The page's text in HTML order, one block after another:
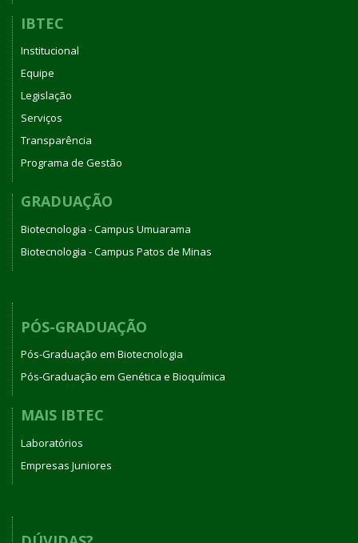
IBTEC
Institucional
Equipe
Legislação
Serviços
Transparência
Programa de Gestão
GRADUAÇÃO
Biotecnologia - Campus Umuarama
Biotecnologia - Campus Patos de Minas
PÓS-GRADUAÇÃO
Pós-Graduação em Biotecnologia
Pós-Graduação em Genética e Bioquímica
MAIS IBTEC
Laboratórios
Empresas Juniores